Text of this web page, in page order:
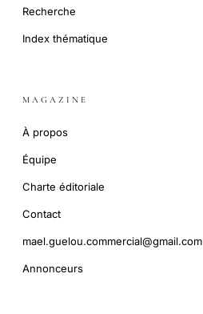
Recherche
Index thématique
MAGAZINE
À propos
Équipe
Charte éditoriale
Contact
mael.guelou.commercial@gmail.com
Annonceurs